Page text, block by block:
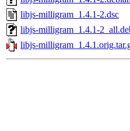
libjs-milligram_1.4.1-2.dsc
libjs-milligram_1.4.1-
libjs-